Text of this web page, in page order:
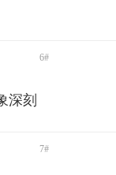
6#
深刻
7#